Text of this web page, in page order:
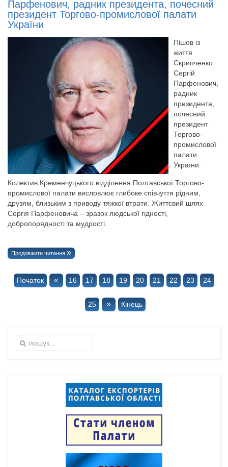
Парфенович, радник президента, почесний
президент Торгово-промислової палати
України
Пішов із
життя
Скрипченко
Сергій
Парфенович,
радник
президента,
почесний
президент
Торгово-
промислової
палати
України.
Колектив Кременчуцького відділення Полтавської Торгово-
промислової палати висловлює глибоке співчуття рідним,
друзям, близьким з приводу тяжкої втрати. Життєвий шлях
Сергія Парфеновича – зразок людської гідності,
добропорядності та мудрості.
Продовжити читання
Початок « 16 17 18 19 20 21 22 23 24
25 » Кінець